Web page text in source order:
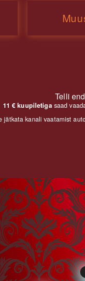
Telli
11 € kuupiletigasaad
jätkata kanali vaatamist